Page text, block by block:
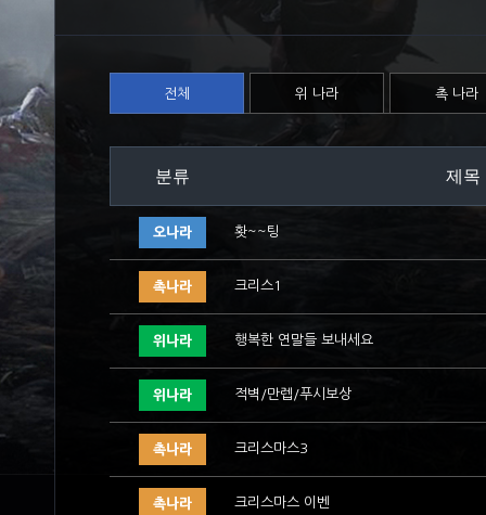
전체 위 나라 촉 나라
분류 제목
오나라 홧~~팅
촉나라 크리스1
위나라 행복한 연말들 보내세요
위나라 적벽/만렙/푸시보상
촉나라 크리스마스3
촉나라 크리스마스 이벤